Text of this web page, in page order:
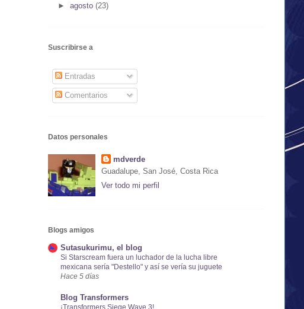
► agosto (23)
Suscribirse a
Entradas
Comentarios
Datos personales
mdverde
Guadalupe, San José, Costa Rica
Ver todo mi perfil
Blogs amigos
Sutasukurimu, el blog
Si Starscream fuera un luchador de la lucha libre
mexicana sería "Destello" y así se vería su juguete
Hace 5 días
Blog Transformers
¡Transformers Siege Wave 3!